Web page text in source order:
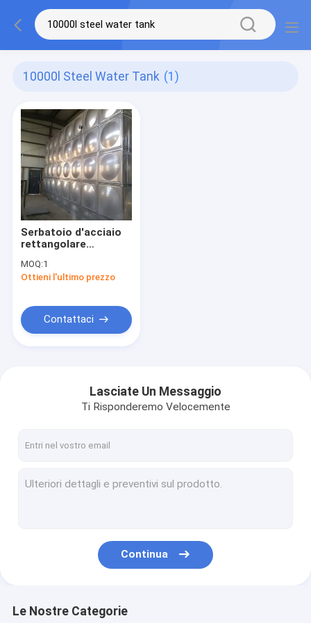
10000l Steel Water Tank (1)
Serbatoio d'acciaio
rettangolare
acciaio inossidabile
del serbatoio di
MOQ:1
Ottieni l'ultimo prezzo
Contattaci
Lasciate Un Messaggio
Ti Risponderemo Velocemente
Continua
Le Nostre Categorie